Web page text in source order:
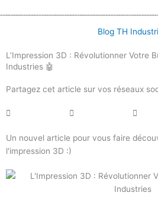
k
n
Blog TH
L’Impression 3D : Révolutionner Votre
Industries 🤖
Partagez cet article sur vos réseaux
Un nouvel article pour vous faire
l'impression 3D :)